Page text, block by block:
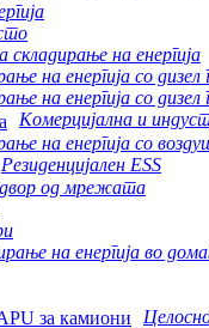
на енергија
на енергија со
на енергија со
Комерцијална и
на енергија со
Резиденцијален ESS
од мрежата
на енергија во